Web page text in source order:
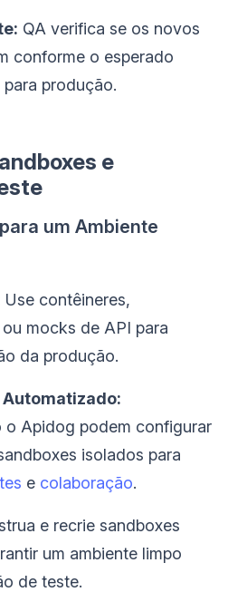
QA verifica se os novos
conforme o esperado
produção.
e
um Ambiente
Use contêineres,
mocks de API para
da produção.
o Apidog podem configurar
isolados para
e colaboração.
e recrie sandboxes
um ambiente limpo
de teste.